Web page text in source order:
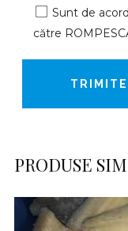
Sunt de
către
PRODUSE